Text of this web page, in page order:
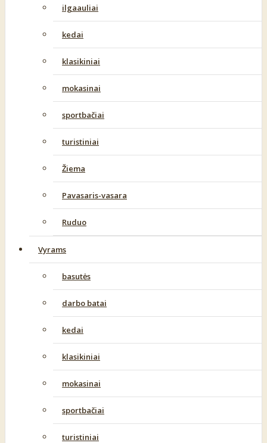
ilgaauliai
kedai
klasikiniai
mokasinai
sportbačiai
turistiniai
Žiema
Pavasaris-vasara
Ruduo
Vyrams
basutės
darbo batai
kedai
klasikiniai
mokasinai
sportbačiai
turistiniai